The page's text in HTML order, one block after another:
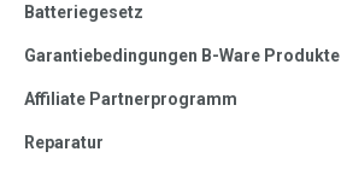
Batteriegesetz
Garantiebedingungen B-Ware Produkte
Affiliate Partnerprogramm
Reparatur